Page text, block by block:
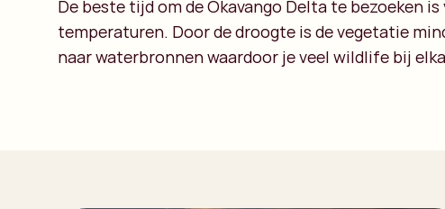
De beste tijd om de Okavango Delta te bezoeken
temperaturen. Door de droogte is de vegetatie
naar waterbronnen waardoor je veel wildlife bij